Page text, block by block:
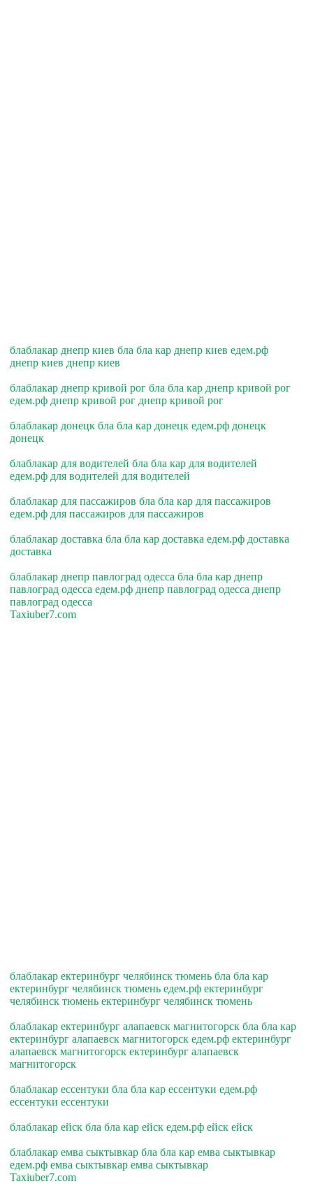
блаблакар днепр киев бла бла кар днепр киев едем.рф
днепр киев днепр киев
блаблакар днепр кривой рог бла бла кар днепр кривой рог
едем.рф днепр кривой рог днепр кривой рог
блаблакар донецк бла бла кар донецк едем.рф донецк
донецк
блаблакар для водителей бла бла кар для водителей
едем.рф для водителей для водителей
блаблакар для пассажиров бла бла кар для пассажиров
едем.рф для пассажиров для пассажиров
блаблакар доставка бла бла кар доставка едем.рф доставка
доставка
блаблакар днепр павлоград одесса бла бла кар днепр
павлоград одесса едем.рф днепр павлоград одесса днепр
павлоград одесса
Taxiuber7.com
блаблакар ектеринбург челябинск тюмень бла бла кар
ектеринбург челябинск тюмень едем.рф ектеринбург
челябинск тюмень ектеринбург челябинск тюмень
блаблакар ектеринбург алапаевск магнитогорск бла бла кар
ектеринбург алапаевск магнитогорск едем.рф ектеринбург
алапаевск магнитогорск ектеринбург алапаевск
магнитогорск
блаблакар ессентуки бла бла кар ессентуки едем.рф
ессентуки ессентуки
блаблакар ейск бла бла кар ейск едем.рф ейск ейск
блаблакар емва сыктывкар бла бла кар емва сыктывкар
едем.рф емва сыктывкар емва сыктывкар
Taxiuber7.com